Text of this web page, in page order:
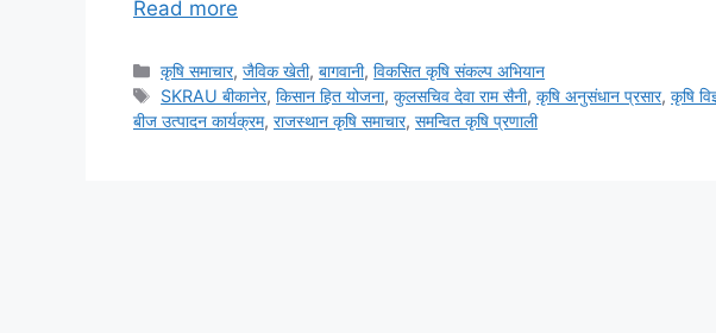
Read more
कृषि समाचार,जैविक खेती,बागवानी,विकसित कृषि संकल्प अभियान
SKRAU बीकानेर,किसान हित योजना,कुलसचिव देवा राम सैनी,कृषि अनुसंधान प्रसार,कृषि
बीज उत्पादन कार्यक्रम, राजस्थान कृषि समाचार, समन्वित कृषि प्रणाली